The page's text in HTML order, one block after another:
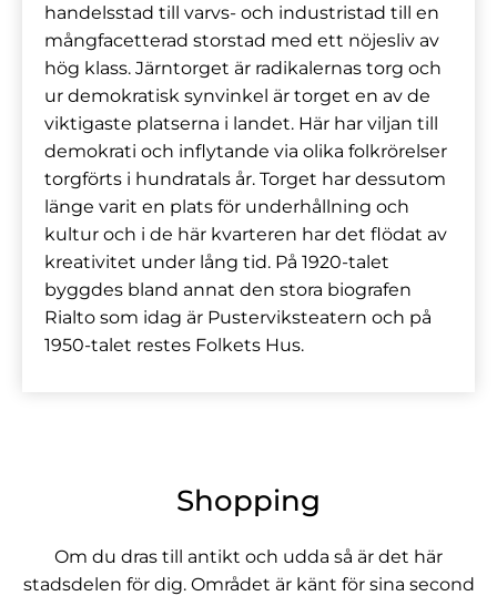
handelsstad till varvs- och industristad till en
mångfacetterad storstad med ett nöjesliv av
hög klass. Järntorget är radikalernas torg och
ur demokratisk synvinkel är torget en av de
viktigaste platserna i landet. Här har viljan till
demokrati och inflytande via olika folkrörelser
torgförts i hundratals år. Torget har dessutom
länge varit en plats för underhållning och
kultur och i de här kvarteren har det flödat av
kreativitet under lång tid. På 1920-talet
byggdes bland annat den stora biografen
Rialto som idag är Pusterviksteatern och på
1950-talet restes Folkets Hus.
Shopping
Om du dras till antikt och udda så är det här
stadsdelen för dig. Området är känt för sina second